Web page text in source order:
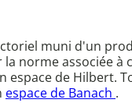
muni d'un
norme associée à
espace de Hilbert.
espace de Banach .